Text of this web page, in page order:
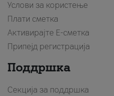
Услови за користење
Плати сметка
Активирајте Е-сметка
Припејд регистрација
Поддршка
Секција за поддршка